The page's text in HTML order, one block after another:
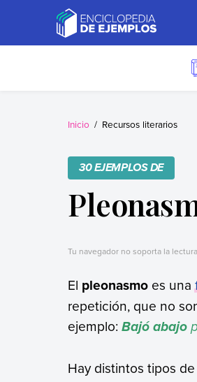
Ejemplos
Necesitas ejemplos.
Inicio Recursos literarios
30 EJEMPLOS DE
Tu navegador no soporta la
El pleonasmoes una
repetición, que no
ejemplo: Bajó abajo
Hay distintos tipos